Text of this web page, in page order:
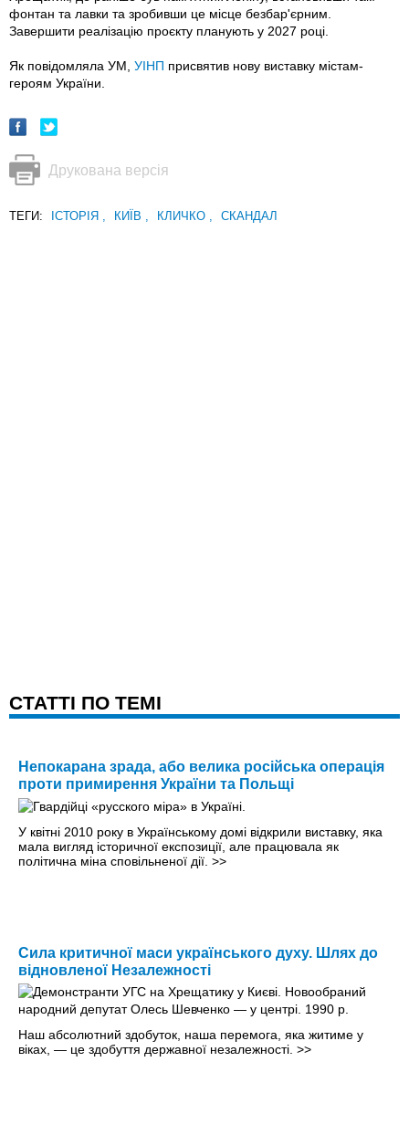
фонтан та лавки та зробивши це місце безбар'єрним.
Завершити реалізацію проєкту планують у 2027 році.
Як повідомляла УМ, УІНП присвятив нову виставку містам-
героям України.
Друкована версія
ТЕГИ: ІСТОРІЯ , КИЇВ , КЛИЧКО , СКАНДАЛ
CТАТТІ ПО ТЕМІ
Непокарана зрада, або велика російська операція
проти примирення України та Польщі
У квітні 2010 року в Українському домі відкрили виставку, яка
мала вигляд історичної експозиції, але працювала як
політична міна сповільненої дії. >>
Сила критичної маси українського духу. Шлях до
відновленої Незалежності
Наш абсолютний здобуток, наша перемога, яка житиме у
віках, — це здобуття державної незалежності. >>